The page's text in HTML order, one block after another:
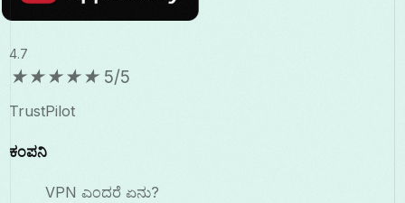
4.7
★★★★★ 5/5
TrustPilot
ಕಂಪನಿ
VPN ಎಂದರೆ ಏನು?